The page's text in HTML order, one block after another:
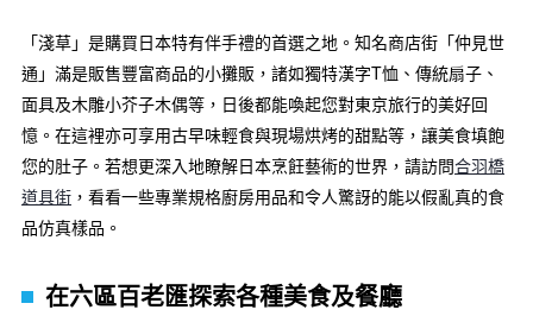
「淺草」是購買日本特有伴手禮的首選之地。知名商店街「仲見世
通」滿是販售豐富商品的小攤販，諸如獨特漢字T恤、傳統扇子、
面具及木雕小芥子木偶等，日後都能喚起您對東京旅行的美好回
憶。在這裡亦可享用古早味輕食與現場烘烤的甜點等，讓美食填飽
您的肚子。若想更深入地瞭解日本烹飪藝術的世界，請訪問合羽橋
道具街 ，看看一些專業規格廚房用品和令人驚訝的能以假亂真的食
品仿真樣品。
在六區百老匯探索各種美食及餐廳